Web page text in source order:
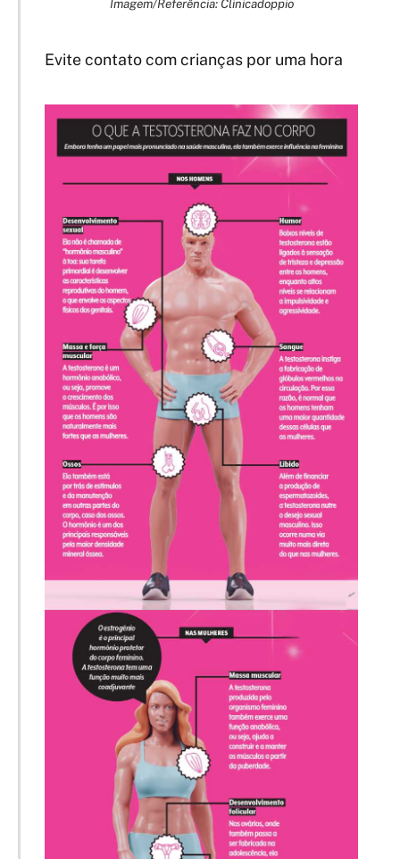
Imagem/Referência: Clinicadoppio
Evite contato com crianças por uma hora